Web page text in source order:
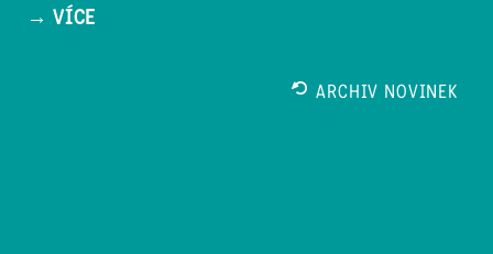
→ VÍCE
ARCHIV NOVINEK